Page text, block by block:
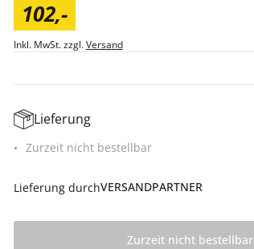
102,-
Inkl. MwSt. zzgl.Versand
Lieferung
Zurzeit nicht bestellbar
Lieferung durchVERSANDPARTNER
Zurzeit nicht bestellbar